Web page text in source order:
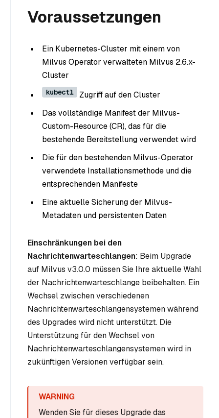
Voraussetzungen
Ein Kubernetes-Cluster mit einem von
Milvus Operator verwalteten Milvus 2.6.x-
Cluster
kubectl
Zugriff auf den Cluster
Das vollständige Manifest der Milvus-
Custom-Resource (CR), das für die
bestehende Bereitstellung verwendet wird
Die für den bestehenden Milvus-Operator
verwendete Installationsmethode und die
entsprechenden Manifeste
Eine aktuelle Sicherung der Milvus-
Metadaten und persistenten Daten
Einschränkungen bei den
Nachrichtenwarteschlangen: Beim Upgrade
auf Milvus v3.0.0 müssen Sie Ihre aktuelle Wahl
der Nachrichtenwarteschlange beibehalten. Ein
Wechsel zwischen verschiedenen
Nachrichtenwarteschlangensystemen während
des Upgrades wird nicht unterstützt. Die
Unterstützung für den Wechsel von
Nachrichtenwarteschlangensystemen wird in
zukünftigen Versionen verfügbar sein.
Wenden Sie für dieses Upgrade das